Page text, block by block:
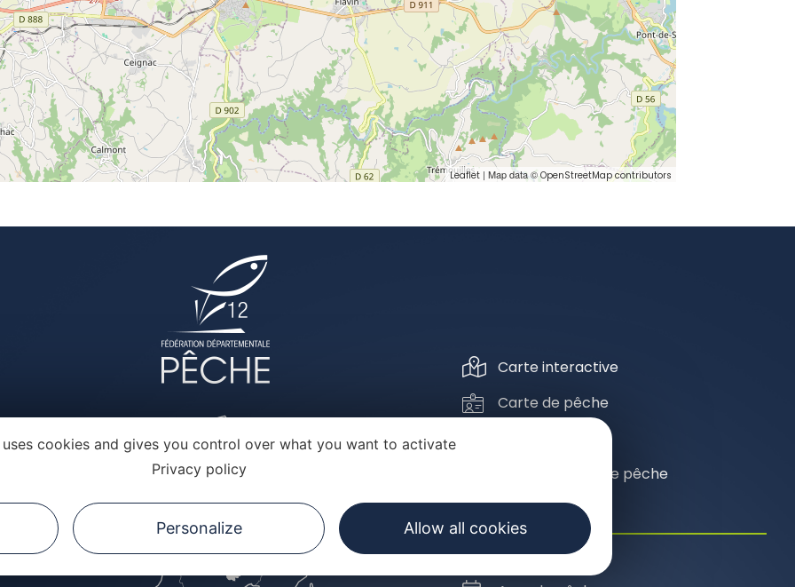
Leaflet| Map data © OpenStreetMap contributors
Carte interactive
Carte de pêche
Blog de l'école de pêche
cookies and gives you control over what you want to activate
Privacy policy
Allow all cookies
Personalize